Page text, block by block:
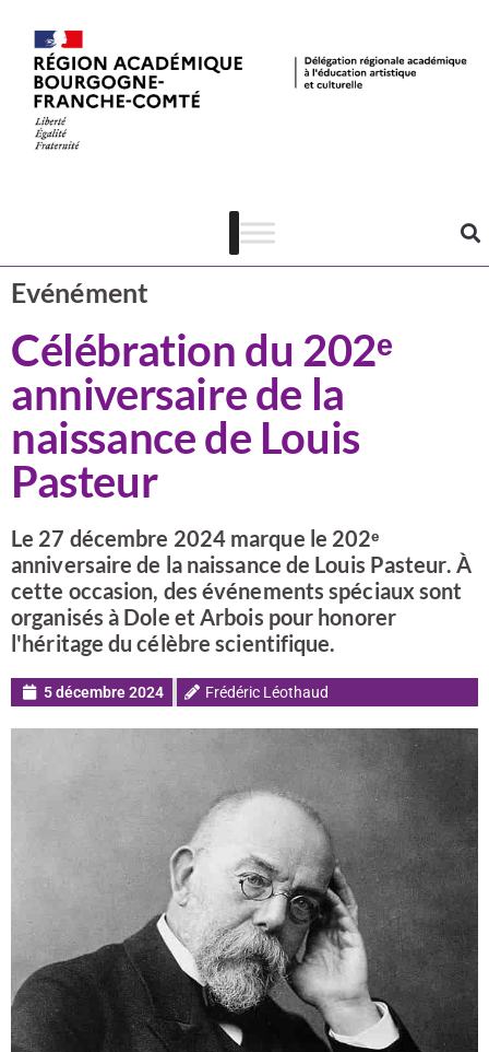
Evénément
Célébration du 202ᵉ
anniversaire de la
naissance de Louis
Pasteur
Le 27 décembre 2024 marque le 202ᵉ
anniversaire de la naissance de Louis Pasteur. À
cette occasion, des événements spéciaux sont
organisés à Dole et Arbois pour honorer
l'héritage du célèbre scientifique.
5 décembre 2024 Frédéric Léothaud